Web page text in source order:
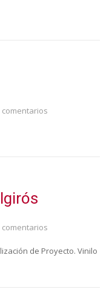
comentarios
comentarios
de Proyecto. Vinilo